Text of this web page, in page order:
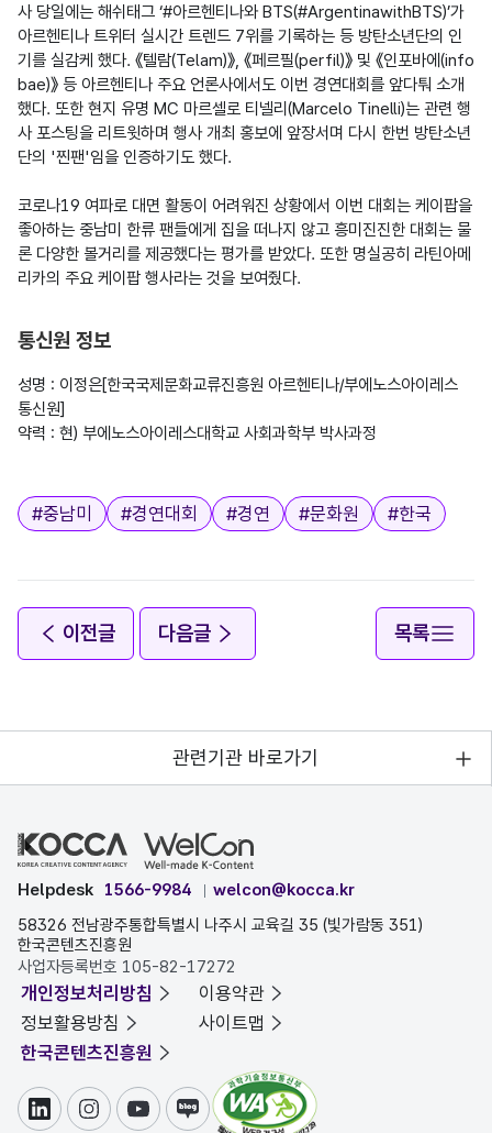
사 당일에는 해쉬태그 ‘#아르헨티나와 BTS(#ArgentinawithBTS)’가
아르헨티나 트위터 실시간 트렌드 7위를 기록하는 등 방탄소년단의 인
기를 실감케 했다. 《텔람(Telam)》, 《페르필(perfil)》 및 《인포바에(info
bae)》 등 아르헨티나 주요 언론사에서도 이번 경연대회를 앞다퉈 소개
했다. 또한 현지 유명 MC 마르셀로 티넬리(Marcelo Tinelli)는 관련 행
사 포스팅을 리트윗하며 행사 개최 홍보에 앞장서며 다시 한번 방탄소년
단의 '찐팬'임을 인증하기도 했다.
코로나19 여파로 대면 활동이 어려워진 상황에서 이번 대회는 케이팝을
좋아하는 중남미 한류 팬들에게 집을 떠나지 않고 흥미진진한 대회는 물
론 다양한 볼거리를 제공했다는 평가를 받았다. 또한 명실공히 라틴아메
리카의 주요 케이팝 행사라는 것을 보여줬다.
통신원 정보
성명 : 이정은[한국국제문화교류진흥원 아르헨티나/부에노스아이레스
통신원]
약력 : 현) 부에노스아이레스대학교 사회과학부 박사과정
태그
#중남미 #경연대회 #경연 #문화원 #한국
이전글 다음글 목록
관련기관 바로가기
Helpdesk 1566-9984
welcon@kocca.kr
58326 전남광주통합특별시 나주시 교육길 35 (빛가람동 351)
한국콘텐츠진흥원
사업자등록번호 105-82-17272
개인정보처리방침
이용약관
정보활용방침
사이트맵
한국콘텐츠진흥원
링크드인인스타그램
유튜브블로그